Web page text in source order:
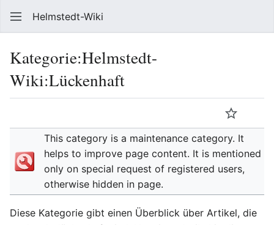
Helmstedt-Wiki
Kategorie:Helmstedt-
Wiki:Lückenhaft
This category is a maintenance category. It
helps to improve page content. It is mentioned
only on special request of registered users,
otherwise hidden in page.
Diese Kategorie gibt einen Überblick über Artikel, die